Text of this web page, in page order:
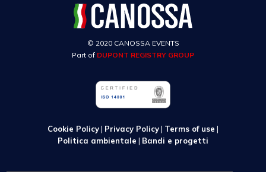
© 2020 CANOSSA EVENTS
Part of DUPONT REGISTRY GROUP
Cookie Policy| Privacy Policy| Terms of use |
Politica ambientale | Bandi e progetti